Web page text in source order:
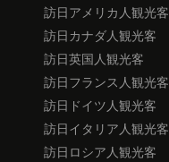
訪日アメリカ人観光客
訪日カナダ人観光客
訪日英国人観光客
訪日フランス人観光客
訪日ドイツ人観光客
訪日イタリア人観光客
訪日ロシア人観光客